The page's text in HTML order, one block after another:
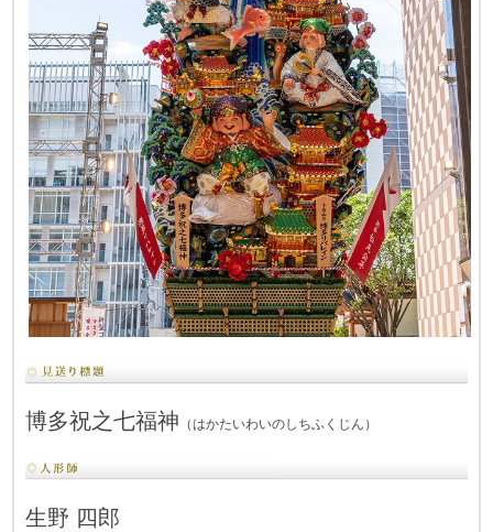
博多祝之七福神 （はかたいわいのしちふくじん）
生野 四郎